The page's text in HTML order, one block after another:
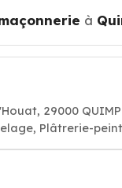
à
29000
Plâtrerie-